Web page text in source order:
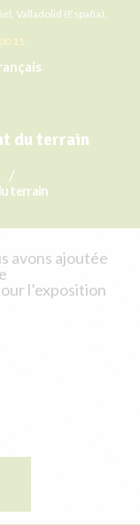
Valladolid (España).
11
du terrain
terrain
avons ajoutée
l’exposition